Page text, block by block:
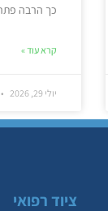
כך הרבה
קרא עוד »
יולי 29, 2026
ציוד רפואי